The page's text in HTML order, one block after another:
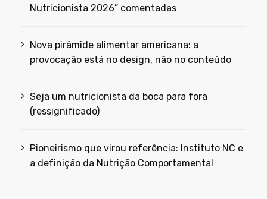
Nutricionista 2026” comentadas
Nova pirâmide alimentar americana: a
provocação está no design, não no conteúdo
Seja um nutricionista da boca para fora
(ressignificado)
Pioneirismo que virou referência: Instituto NC e
a definição da Nutrição Comportamental